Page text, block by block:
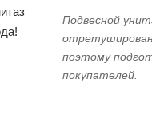
Подвесной
поэтому
покупателей.